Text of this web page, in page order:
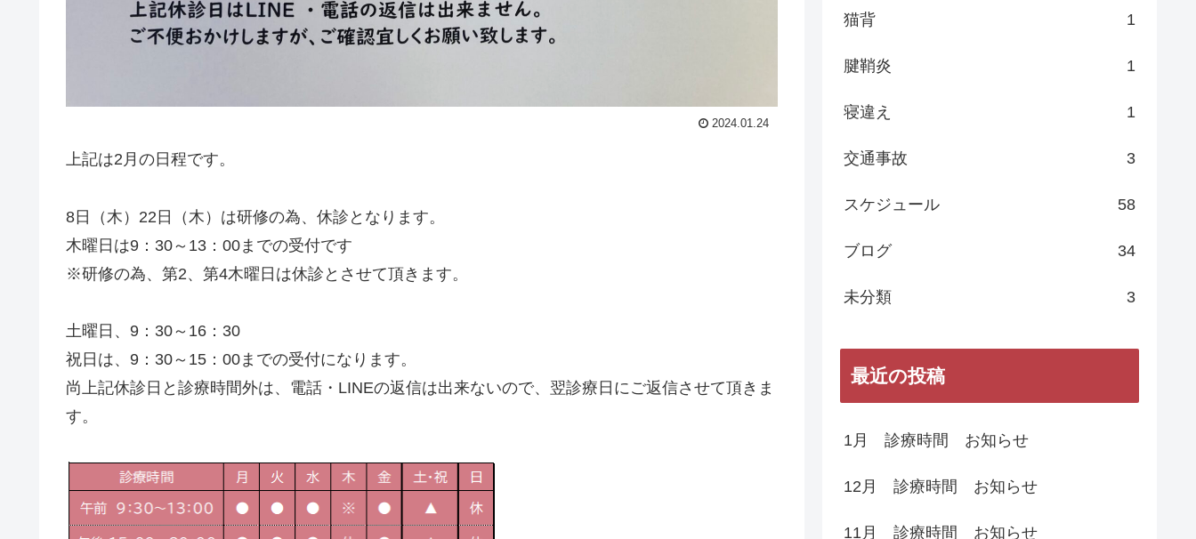
2024.01.24
上記は2月の日程です。
8日（木）22日（木）は研修の為、休診となります。
木曜日は9：30～13：00までの受付です
※研修の為、第2、第4木曜日は休診とさせて頂きます。
土曜日、9：30～16：30
祝日は、9：30～15：00までの受付になります。
尚上記休診日と診療時間外は、電話・LINEの返信は出来ないので、翌診療日にご返信させて頂きま
す。
猫背 1
腱鞘炎 1
寝違え 1
交通事故 3
スケジュール 58
ブログ 34
未分類 3
最近の投稿
1月 診療時間 お知らせ
12月 診療時間 お知らせ
11月 診療時間 お知らせ